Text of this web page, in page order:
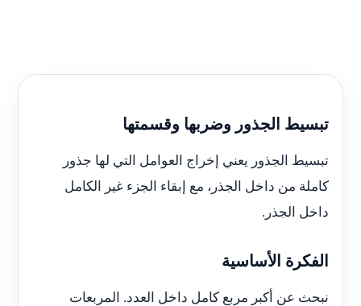
تبسيط الجذور وضربها وقسمتها
تبسيط الجذور يعني إخراج العوامل التي لها جذور
كاملة من داخل الجذر، مع إبقاء الجزء غير الكامل
داخل الجذر.
الفكرة الأساسية
نبحث عن أكبر مربع كامل داخل العدد. المربعات